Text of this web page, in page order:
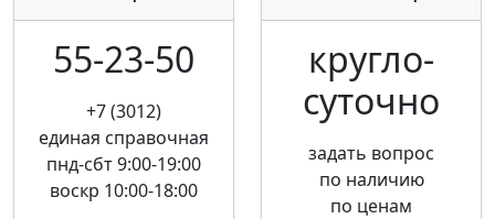
55-23-50
+7 (3012)
единая справочная
пнд-сбт 9:00-19:00
воскр 10:00-18:00
кругло­
суточно
задать вопрос
по наличию
по ценам